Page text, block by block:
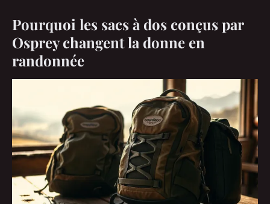
Pourquoi les sacs à dos conçus par
Osprey changent la donne en
randonnée